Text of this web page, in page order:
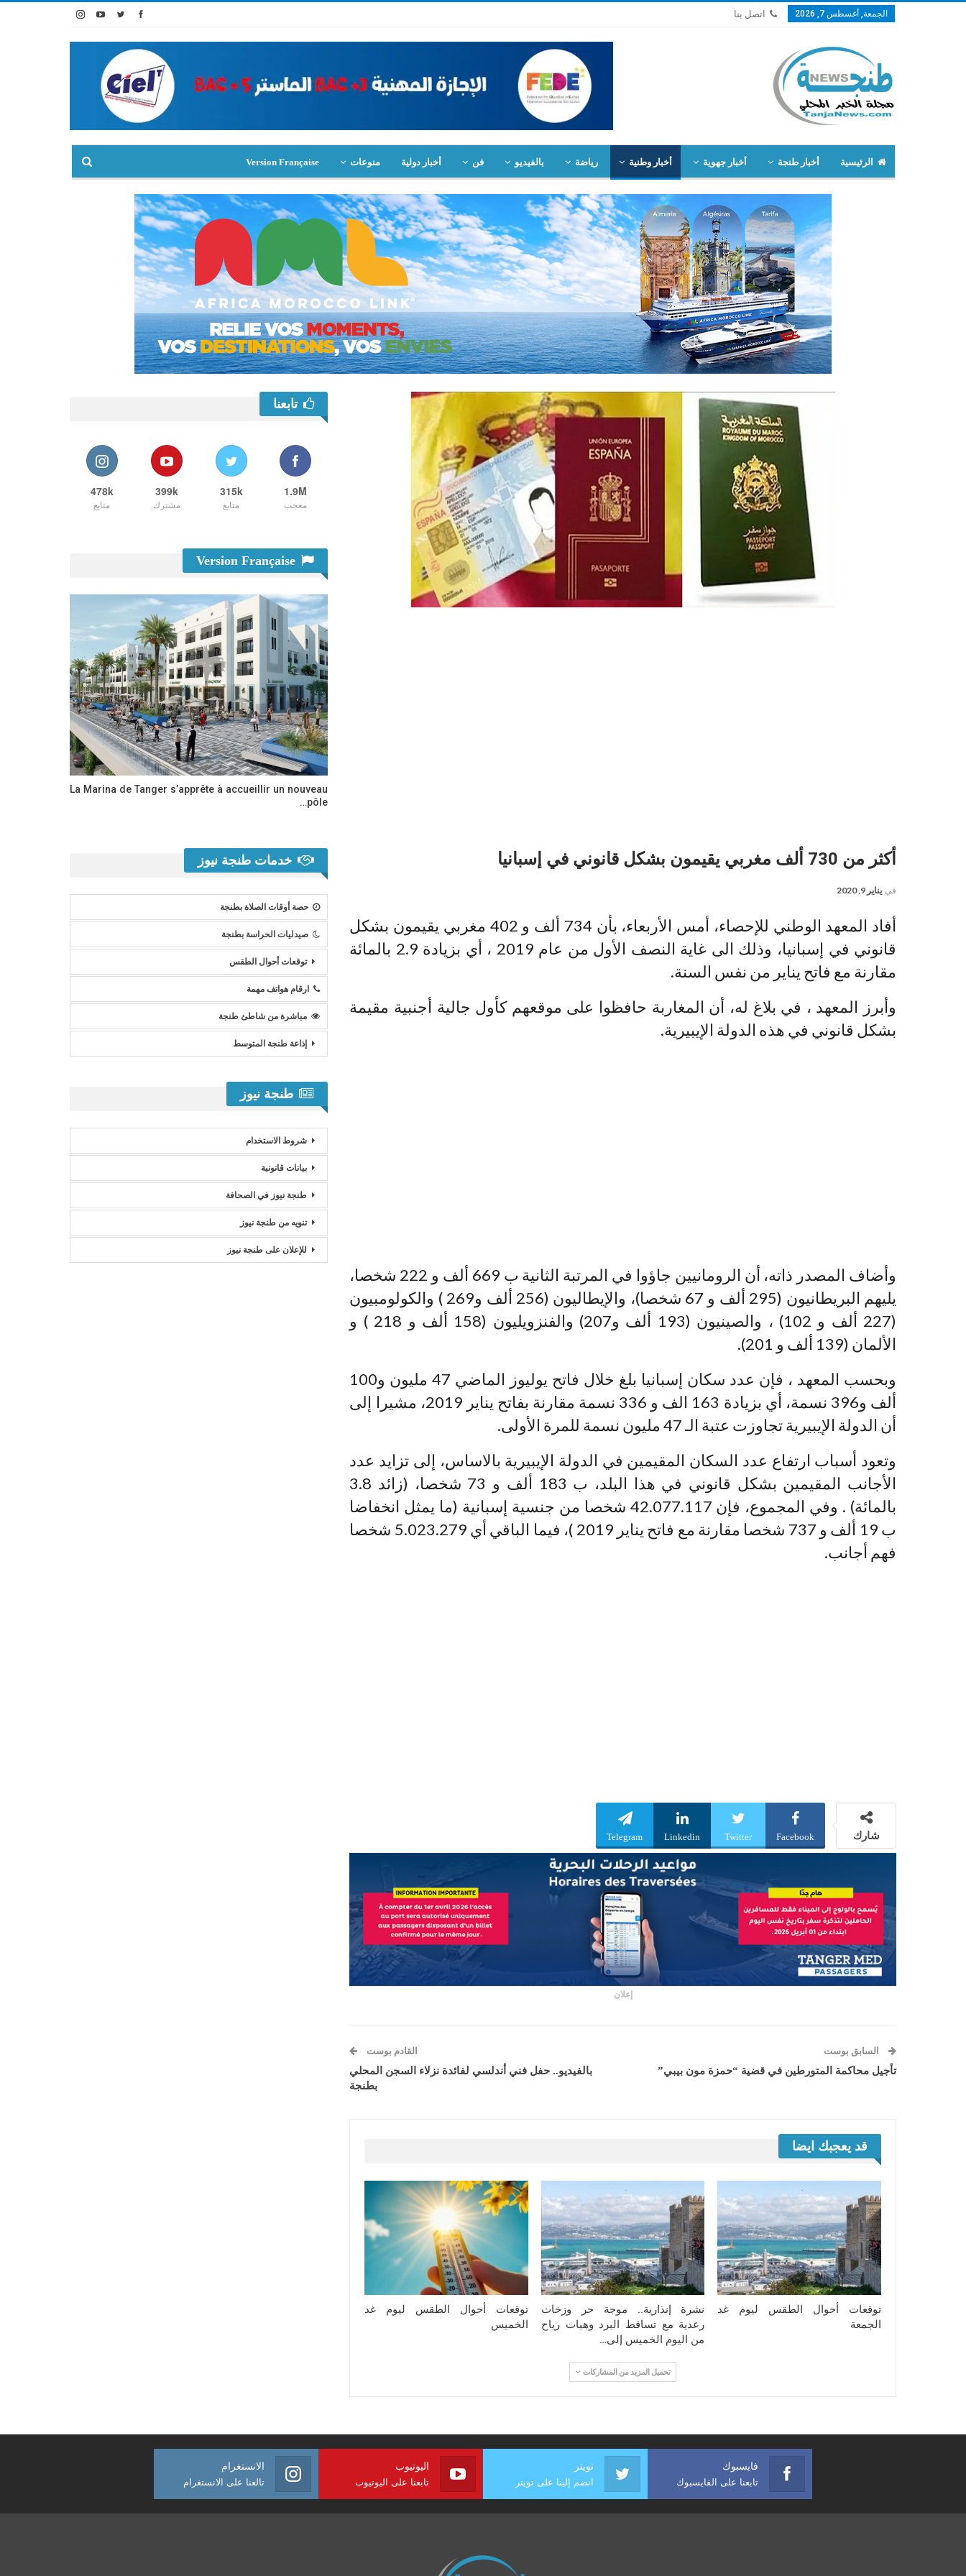
الجمعة, أغسطس 7, 2026 اتصل بنا
الرئيسية أخبار طنجة أخبار جهوية أخبار وطنية رياضة بالفيديو فن أخبار دولية منوعات Version Française
أكثر من 730 ألف مغربي يقيمون بشكل قانوني في إسبانيا
في يناير 9, 2020
أفاد المعهد الوطني للإحصاء، أمس الأربعاء، بأن 734 ألف و 402 مغربي يقيمون بشكل
قانوني في إسبانيا، وذلك الى غاية النصف الأول من عام 2019 ، أي بزيادة 2.9 بالمائة
مقارنة مع فاتح يناير من نفس السنة.
وأبرز المعهد ، في بلاغ له، أن المغاربة حافظوا على موقعهم كأول جالية أجنبية مقيمة
بشكل قانوني في هذه الدولة الإيبيرية.
وأضاف المصدر ذاته، أن الرومانيين جاؤوا في المرتبة الثانية ب 669 ألف و 222 شخصا،
يليهم البريطانيون (295 ألف و 67 شخصا)، والإيطاليون (256 ألف و269 ) والكولومبيون
(227 ألف و 102) ، والصينيون (193 ألف و207) والفنزويليون (158 ألف و 218 ) و
الألمان (139 ألف و 201).
وبحسب المعهد ، فإن عدد سكان إسبانيا بلغ خلال فاتح يوليوز الماضي 47 مليون و100
ألف و396 نسمة، أي بزيادة 163 الف و 336 نسمة مقارنة بفاتح يناير 2019، مشيرا إلى
أن الدولة الإيبيرية تجاوزت عتبة الـ 47 مليون نسمة للمرة الأولى.
وتعود أسباب ارتفاع عدد السكان المقيمين في الدولة الإيبيرية بالاساس، إلى تزايد عدد
الأجانب المقيمين بشكل قانوني في هذا البلد، ب 183 ألف و 73 شخصا، (زائد 3.8
بالمائة) . وفي المجموع، فإن 42.077.117 شخصا من جنسية إسبانية (ما يمثل انخفاضا
ب 19 ألف و 737 شخصا مقارنة مع فاتح يناير 2019 )، فيما الباقي أي 5.023.279 شخصا
فهم أجانب.
شارك Facebook
Twitter
Linkedin
Telegram
إعلان
السابق بوست
تأجيل محاكمة المتورطين في قضية “حمزة مون بيبي”
القادم بوست
بالفيديو.. حفل فني أندلسي لفائدة نزلاء السجن المحلي
بطنجة
قد يعجبك ايضا
توقعات أحوال الطقس ليوم غد
الجمعة
نشرة إنذارية.. موجة حر وزخات
رعدية مع تساقط البرد وهبات رياح
من اليوم الخميس إلى…
توقعات أحوال الطقس ليوم غد
الخميس
تحميل المزيد من المشاركات
تابعنا
1.9M
معجب
315k
متابع
399k
مشترك
478k
متابع
La Marina de Tanger s’apprête à accueillir un nouveau
pôle…
خدمات طنجة نيوز
حصة أوقات الصلاة بطنجة
صيدليات الحراسة بطنجة
توقعات أحوال الطقس
ارقام هواتف مهمة
مباشرة من شاطئ طنجة
إذاعة طنجة المتوسط
طنجة نيوز
شروط الاستخدام
بيانات قانونية
طنجة نيوز في الصحافة
تنويه من طنجة نيوز
للإعلان على طنجة نيوز
فايسبوك
تابعنا على الفايسبوك
تويتر
انضم إلينا على تويتر
اليوتيوب
تابعنا على اليوتيوب
الانستغرام
تالعنا على الانستغرام